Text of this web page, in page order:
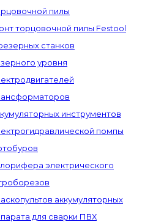
пилы
торцовочной пилы Festool
станков
уровня
инструментов
помпы
электрического
аккумуляторных
для сварки ПВХ